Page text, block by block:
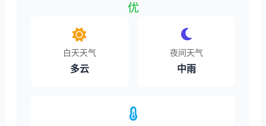
优
白天天气
多云
夜间天气
中雨